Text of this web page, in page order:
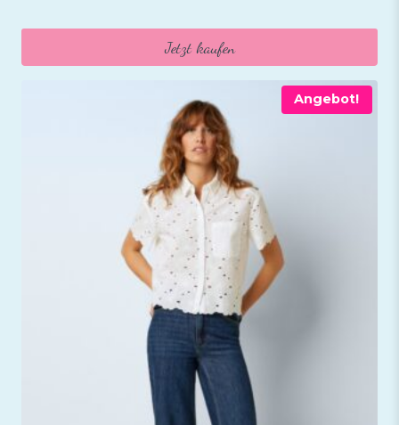
Jetzt kaufen
Angebot!